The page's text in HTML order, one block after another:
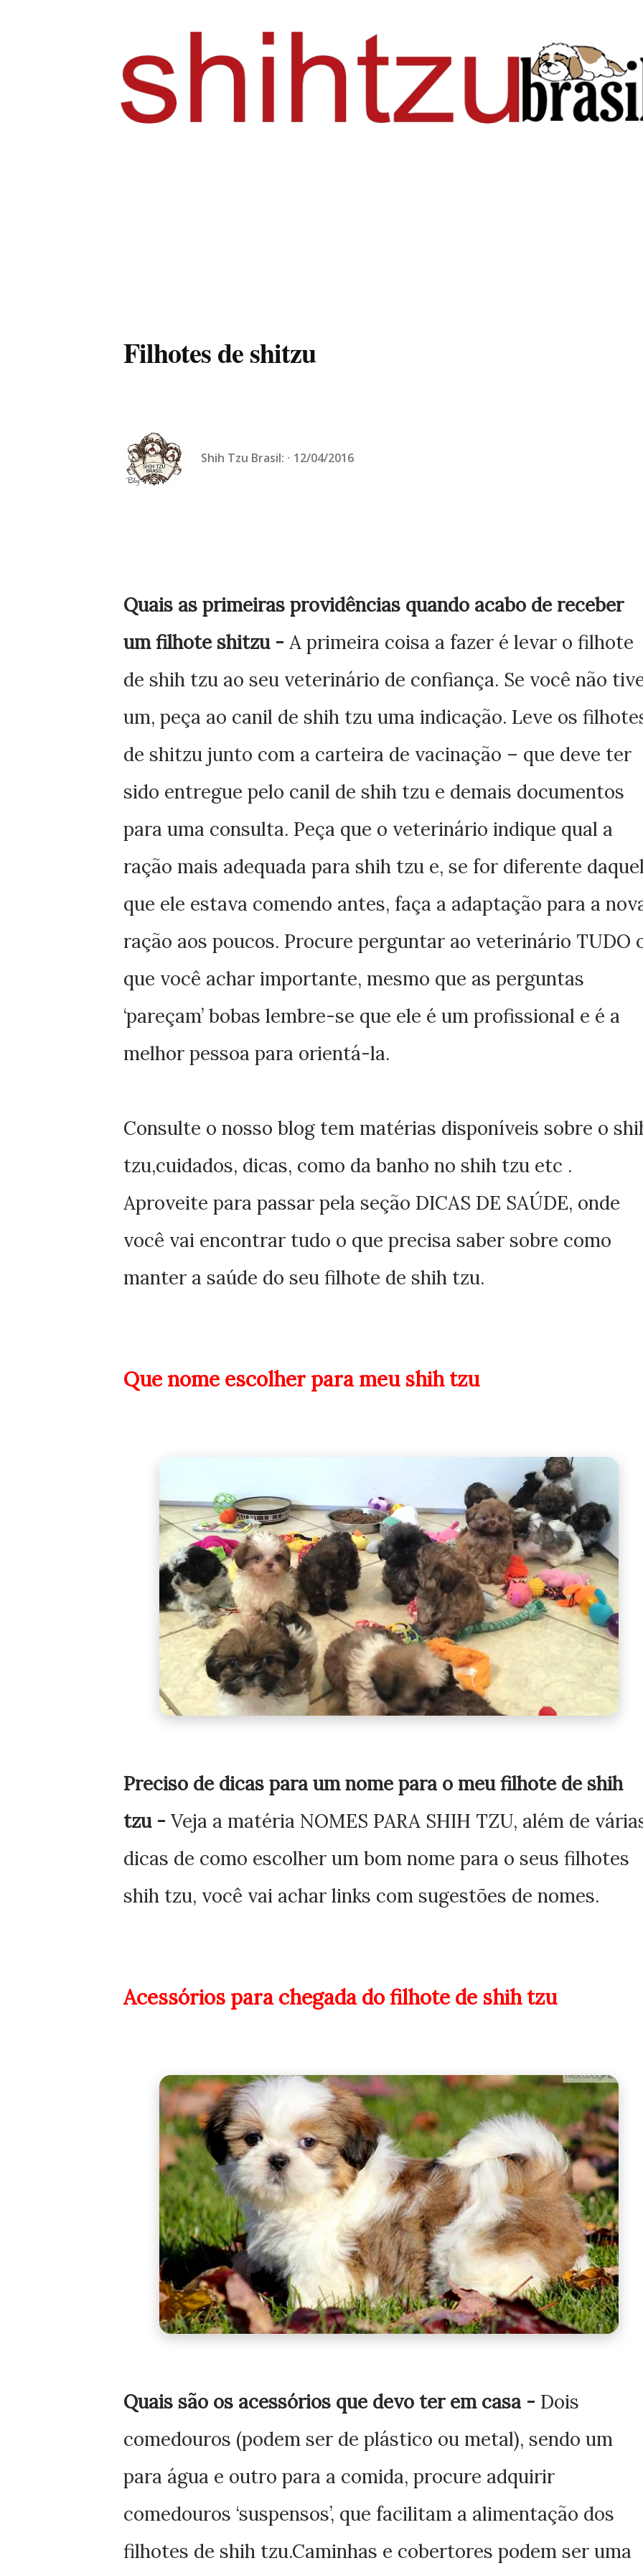
Filhotes de shitzu
Shih Tzu Brasil: 12/04/2016
Quais as primeiras providências quando acabo de receber
um filhote shitzu - A primeira coisa a fazer é levar o filhote
de shih tzu ao seu veterinário de confiança. Se você não
um, peça ao canil de shih tzu uma indicação. Leve os
de shitzu junto com a carteira de vacinação – que deve ter
sido entregue pelo canil de shih tzu e demais documentos
para uma consulta. Peça que o veterinário indique qual a
ração mais adequada para shih tzu e, se for diferente
que ele estava comendo antes, faça a adaptação para a
ração aos poucos. Procure perguntar ao veterinário TUDO
que você achar importante, mesmo que as perguntas
‘pareçam’ bobas lembre-se que ele é um profissional e é a
melhor pessoa para orientá-la.
Consulte o nosso blog tem matérias disponíveis sobre o
tzu,cuidados, dicas, como da banho no shih tzu etc .
Aproveite para passar pela seção DICAS DE SAÚDE, onde
você vai encontrar tudo o que precisa saber sobre como
manter a saúde do seu filhote de shih tzu.
Que nome escolher para meu shih tzu
Preciso de dicas para um nome para o meu filhote de shih
tzu - Veja a matéria NOMES PARA SHIH TZU, além de
dicas de como escolher um bom nome para o seus filhotes
shih tzu, você vai achar links com sugestões de nomes.
Acessórios para chegada do filhote de shih tzu
Quais são os acessórios que devo ter em casa - Dois
comedouros (podem ser de plástico ou metal), sendo um
para água e outro para a comida, procure adquirir
comedouros ‘suspensos’, que facilitam a alimentação dos
filhotes de shih tzu.Caminhas e cobertores podem ser uma